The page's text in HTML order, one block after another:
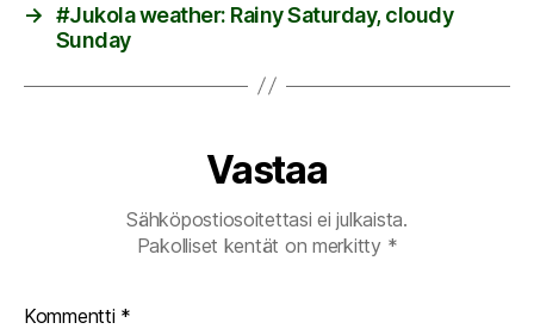
→ #Jukola weather: Rainy Saturday, cloudy
Sunday
Vastaa
Sähköpostiosoitettasi ei julkaista.
Pakolliset kentät on merkitty *
Kommentti *